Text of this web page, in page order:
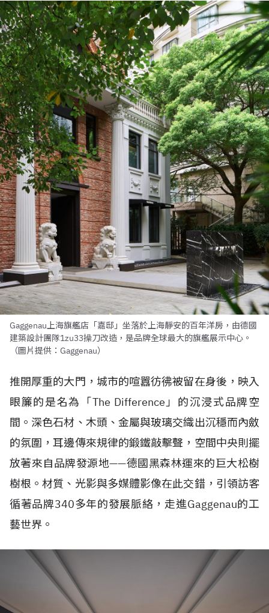
Gaggenau上海旗艦店「嘉邸」坐落於上海靜安的百年洋房，由德國
建築設計團隊1zu33操刀改造，是品牌全球最大的旗艦展示中心。
（圖片提供：Gaggenau）
推開厚重的大門，城市的喧囂彷彿被留在身後，映入
眼簾的是名為「The Difference」的沉浸式品牌空
間。深色石材、木頭、金屬與玻璃交織出沉穩而內斂
的氛圍，耳邊傳來規律的鍛鐵敲擊聲，空間中央則擺
放著來自品牌發源地——德國黑森林運來的巨大松樹
樹根。材質、光影與多媒體影像在此交錯，引領訪客
循著品牌340多年的發展脈絡，走進Gaggenau的工
藝世界。